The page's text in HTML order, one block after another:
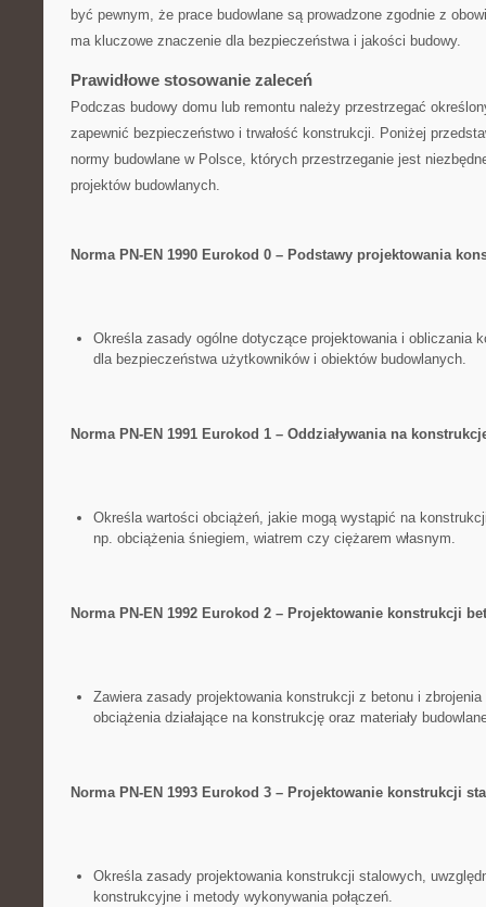
być pewnym,​ że prace budowlane‍ są prowadzone⁤ zgodnie z⁢
ma kluczowe ‌znaczenie dla bezpieczeństwa i jakości budowy.
Prawidłowe ​stosowanie zaleceń
Podczas budowy domu⁣ lub remontu należy ‍przestrzegać
zapewnić bezpieczeństwo i trwałość konstrukcji. Poniżej
normy ⁤budowlane w ‌Polsce, których przestrzeganie jest
projektów ​budowlanych.
Norma PN-EN ⁢1990 Eurokod 0⁣ – Podstawy​ projektowania
Określa ⁢zasady ogólne dotyczące projektowania i obliczania
dla bezpieczeństwa użytkowników i obiektów budowlanych.
Norma PN-EN 1991‍ Eurokod 1 – Oddziaływania na
Określa ⁤wartości ⁢obciążeń, jakie mogą wystąpić na
np. obciążenia śniegiem, wiatrem czy ciężarem własnym.
Norma PN-EN 1992 Eurokod 2 – Projektowanie konstrukcji
Zawiera zasady projektowania ⁢konstrukcji z betonu ‌i
obciążenia‍ działające na konstrukcję oraz materiały
Norma PN-EN 1993 Eurokod 3 –⁢ Projektowanie konstrukcji
Określa zasady ⁢projektowania ⁢konstrukcji stalowych,‌
konstrukcyjne i metody wykonywania połączeń.